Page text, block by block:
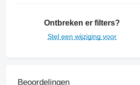
Ontbreken er filters?
Stel een wijziging voor
Beoordelingen